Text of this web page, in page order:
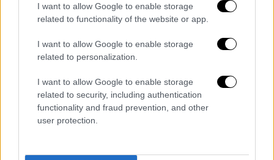
I want to allow Google to enable storage
related to functionality of the website or app.
I want to allow Google to enable storage
related to personalization.
I want to allow Google to enable storage
related to security, including authentication
functionality and fraud prevention, and other
user protection.
τους οποίους στηρίζει η ΠΑΕ Παναθηναϊκός.
Υπάρχουν, όμως, και περιπτώσεις που είτε
από δόλο, είτε από ανεπάρκεια, δεν
ανταποκρίνονται στις απαιτήσεις της Super
League.
Κρίνεται επιβεβλημένο ενόψει του
καταρτισμού των πινάκων της επόμενης
σεζόν, η ΚΕΔ να αφήσει εκτός τον κ. Κομίνη
και να ελέγξει την επάρκεια του κ. Σκουλά».